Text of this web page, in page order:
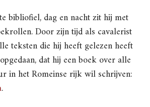
bibliofiel, dag en nacht zit hij met
Door zijn tijd als cavalerist
teksten die hij heeft gelezen heeft
dat hij een boek over alle
in het Romeinse rijk wil schrijven:
.